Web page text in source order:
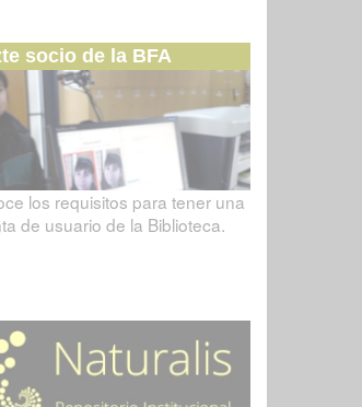
socio de la BFA
los requisitos para tener una
de usuario de la Biblioteca.